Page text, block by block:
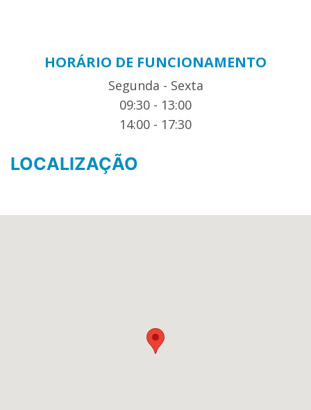
HORÁRIO DE FUNCIONAMENTO
Segunda - Sexta
09:30 - 13:00
14:00 - 17:30
LOCALIZAÇÃO